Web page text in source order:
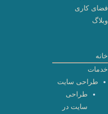
فضای کاری
وبلاگ
خانه
خدمات
طراحی سایت
طراحی
سایت در